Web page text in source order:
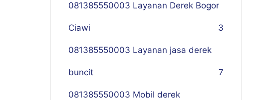
081385550003 Layanan Derek Bogor
Ciawi 3
081385550003 Layanan jasa derek
buncit 7
081385550003 Mobil derek